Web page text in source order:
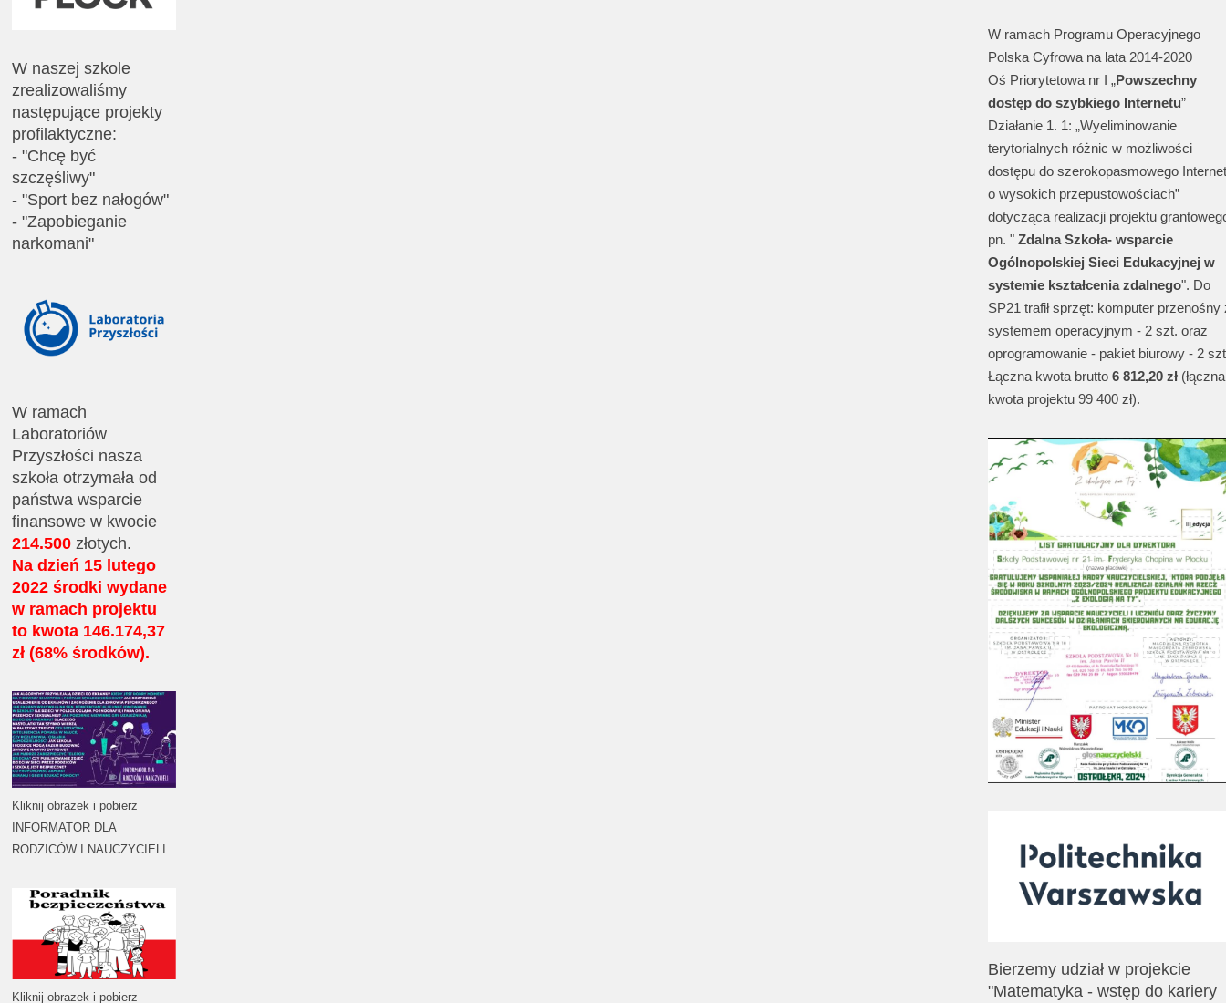
W naszej szkole
zrealizowaliśmy
następujące projekty
profilaktyczne:
- "Chcę być
szczęśliwy"
- "Sport bez nałogów"
- "Zapobieganie
narkomani"
W ramach
Laboratoriów
Przyszłości nasza
szkoła otrzymała od
państwa wsparcie
finansowe w kwocie
214.500 złotych.
Na dzień 15 lutego
2022 środki wydane
w ramach projektu
to kwota 146.174,37
zł (68% środków).
Kliknij obrazek i pobierz
INFORMATOR DLA
RODZICÓW I NAUCZYCIELI
Kliknij obrazek i pobierz
W ramach Programu Operacyjnego
Polska Cyfrowa na lata 2014-2020
Oś Priorytetowa nr I „Powszechny
dostęp do szybkiego Internetu”
Działanie 1. 1: „Wyeliminowanie
terytorialnych różnic w możliwości
dostępu do szerokopasmowego
o wysokich przepustowościach”
dotycząca realizacji projektu
pn. "Zdalna Szkoła- wsparcie
Ogólnopolskiej Sieci Edukacyjnej w
systemie kształcenia zdalnego". Do
SP21 trafił sprzęt: komputer przenośny
systemem operacyjnym - 2 szt. oraz
oprogramowanie - pakiet biurowy - 2
Łączna kwota brutto6 812,20 zł (łączna
kwota projektu 99 400 zł).
Bierzemy udział w projekcie
"Matematyka - wstęp do kariery